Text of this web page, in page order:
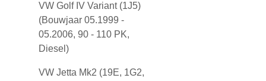
VW Golf IV Variant (1J5)
(Bouwjaar 05.1999 -
05.2006, 90 - 110 PK,
Diesel)
VW Jetta Mk2 (19E, 1G2,